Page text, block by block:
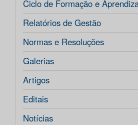
Ciclo de Formação e
Relatórios de Gestão
Normas e Resoluções
Galerias
Artigos
Editais
Notícias